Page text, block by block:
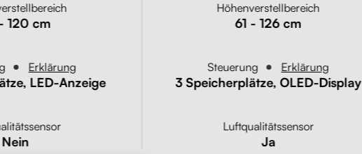
120 cm
Erklärung
LED-Anzeige
Nein
Höhenverstellbereich
61 - 126 cm
Steuerung Erklärung
3 Speicherplätze, OLED-Display
Luftqualitätssensor
Ja